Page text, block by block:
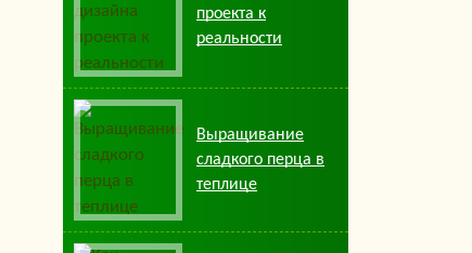
проекта к
реальности
Выращивание
сладкого перца в
теплице